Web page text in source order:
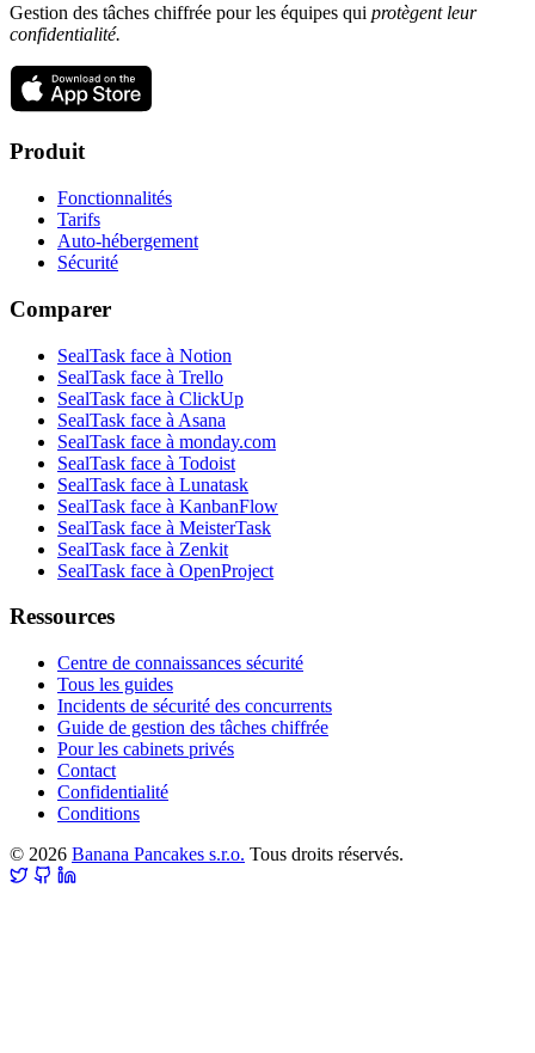
Gestion des tâches chiffrée pour les équipes qui protègent leur
confidentialité.
Produit
Fonctionnalités
Tarifs
Auto-hébergement
Sécurité
Comparer
SealTask face à Notion
SealTask face à Trello
SealTask face à ClickUp
SealTask face à Asana
SealTask face à monday.com
SealTask face à Todoist
SealTask face à Lunatask
SealTask face à KanbanFlow
SealTask face à MeisterTask
SealTask face à Zenkit
SealTask face à OpenProject
Ressources
Centre de connaissances sécurité
Tous les guides
Incidents de sécurité des concurrents
Guide de gestion des tâches chiffrée
Pour les cabinets privés
Contact
Confidentialité
Conditions
© 2026 Banana Pancakes s.r.o. Tous droits réservés.